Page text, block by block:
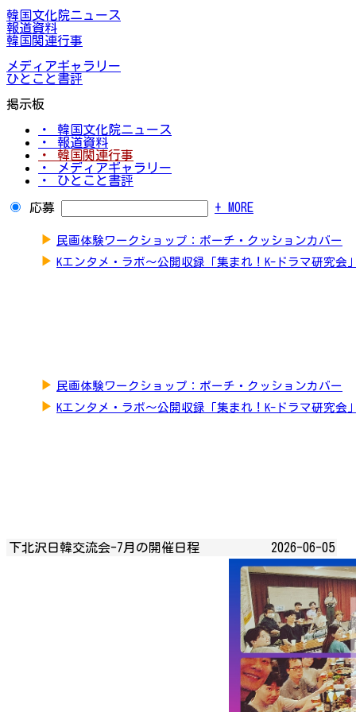
韓国文化院ニュース
報道資料
韓国関連行事
メディアギャラリー
ひとこと書評
掲示板
・ 韓国文化院ニュース
・ 報道資料
・ 韓国関連行事
・ メディアギャラリー
・ ひとこと書評
応募 + MORE
▶ 民画体験ワークショップ：ポーチ・クッションカバー
▶ Kエンタメ・ラボ～公開収録「集まれ！K-ドラマ研究会
▶ 民画体験ワークショップ：ポーチ・クッションカバー
▶ Kエンタメ・ラボ～公開収録「集まれ！K-ドラマ研究会
下北沢日韓交流会-7月の開催日程 2026-06-05